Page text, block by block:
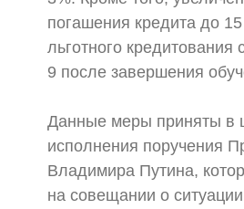
погашения кредита до
льготного кредитования
9 после завершения
Данные меры приняты в
исполнения поручения
Владимира Путина,
на совещании о